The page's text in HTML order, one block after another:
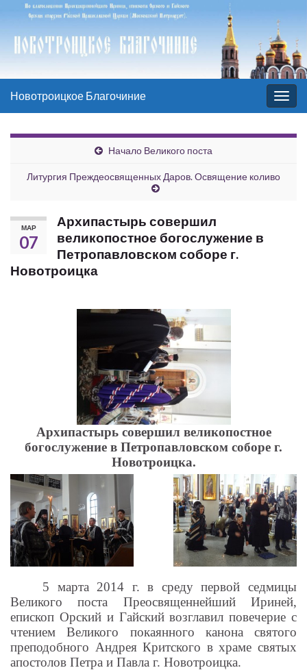
Вкл/
выкл
Новотроицкое Благочиние
Начало Великого поста
Литургия Преждеосвященных Даров. Освящение коливо
МАР
07
Архипастырь совершил
великопостное богослужение в
Петропавловском соборе г.
Новотроицка
Архипастырь совершил великопостное
богослужение в Петропавловском соборе г.
Новотроицка.
5 марта 2014 г. в среду первой седмицы
Великого поста Преосвященнейший Ириней,
епископ Орский и Гайский возглавил повечерие с
чтениемВеликого покаянного канона святого
преподобного Андрея Критского в храме святых
апостолов Петра и Павла г. Новотроицка.